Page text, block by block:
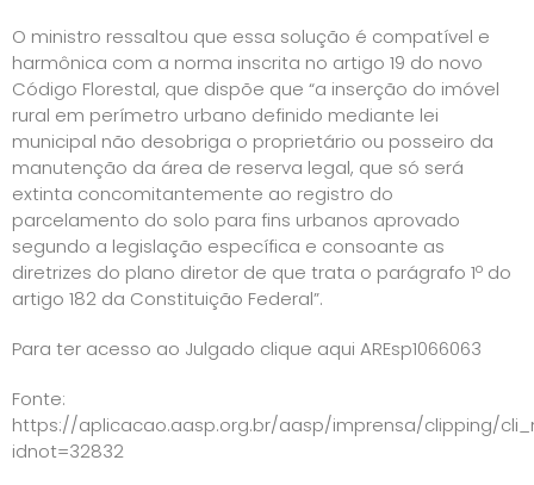
O ministro ressaltou que essa solução é compatível e
harmônica com a norma inscrita no artigo 19 do novo
Código Florestal, que dispõe que “a inserção do imóvel
rural em perímetro urbano definido mediante lei
municipal não desobriga o proprietário ou posseiro da
manutenção da área de reserva legal, que só será
extinta concomitantemente ao registro do
parcelamento do solo para fins urbanos aprovado
segundo a legislação específica e consoante as
diretrizes do plano diretor de que trata o parágrafo 1º do
artigo 182 da Constituição Federal”.
Para ter acesso ao Julgado clique aqui AREsp1066063
Fonte:
https://aplicacao.aasp.org.br/aasp/imprensa/clipping/
idnot=32832